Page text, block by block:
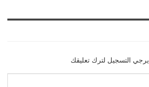
يرجي التسجيل لترك تعليقك